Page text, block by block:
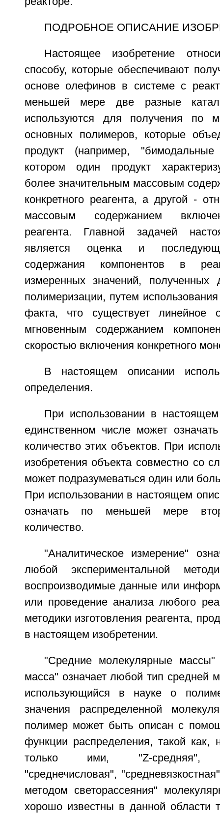
ПОДРОБНОЕ ОПИСАНИЕ
Настоящее изобретение
способу, которые обеспечивают
основе олефинов в системе с
меньшей мере две разные
используются для получения по
основных полимеров, которые
продукт (например,
котором один продукт
более значительным массовым
конкретного реагента, а другой -
массовым содержанием
реагента. Главной задачей
является оценка и
содержания компонентов в
измеренных значений, полученных
полимеризации, путем
факта, что существует линейное
мгновенным содержанием
скоростью включения конкретного
В настоящем описании
определения.
При использовании в
единственном числе может
количество этих объектов. При
изобретения объекта совместно со
может подразумеваться один или
При использовании в настоящем
означать по меньшей мере
количество.
"Аналитическое измерение"
любой экспериментальной
воспроизводимые данные или
или проведение анализа любого
методики изготовления реагента,
в настоящем изобретении.
"Средние молекулярные массы"
масса" означает любой тип средней
использующийся в науке о
значения распределенной
полимер может быть описан с
функции распределения, такой как,
только ими, "Z-средняя",
"среднечисловая",
методом светорассеяния"
хорошо известны в данной области